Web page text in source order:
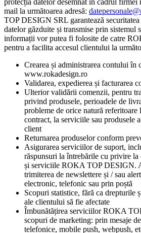
protecția datelor desemnat în cadrul firmei
mail la următoarea adresă:
TOP DESIGN SRL garantează
datelor găzduite și transmise prin sistemul
informații vor putea fi folosite de catre
pentru a facilita accesul clientului la
Crearea și administrarea contului în
www.rokadesign.ro
Validarea, expedierea și facturarea
Ulterior validării comenzii, pentru
privind produsele, perioadele de
probleme de orice natură referitoare
contract, la serviciile sau produsele
client
Returnarea produselor conform
Asigurarea serviciilor de suport,
răspunsuri la întrebările cu privire la
și serviciile ROKA TOP DESIGN.
trimiterea de newslettere și / sau
electronic, telefonic sau prin poștă
Scopuri statistice, fără ca drepturile
ale clientului să fie afectate
Îmbunătățirea serviciilor ROKA
scopuri de marketing: prin mesaje
telefonice, mobile push, webpush,